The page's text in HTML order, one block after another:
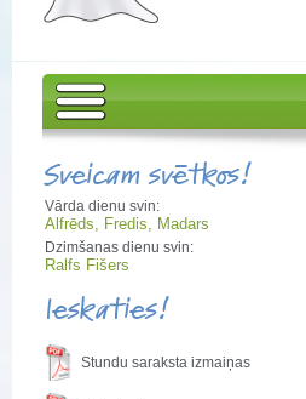
Sveicam svētkos!
Vārda dienu svin:
Alfrēds, Fredis, Madars
Dzimšanas dienu svin:
Ralfs Fišers
Ieskaties!
Stundu saraksta izmaiņas